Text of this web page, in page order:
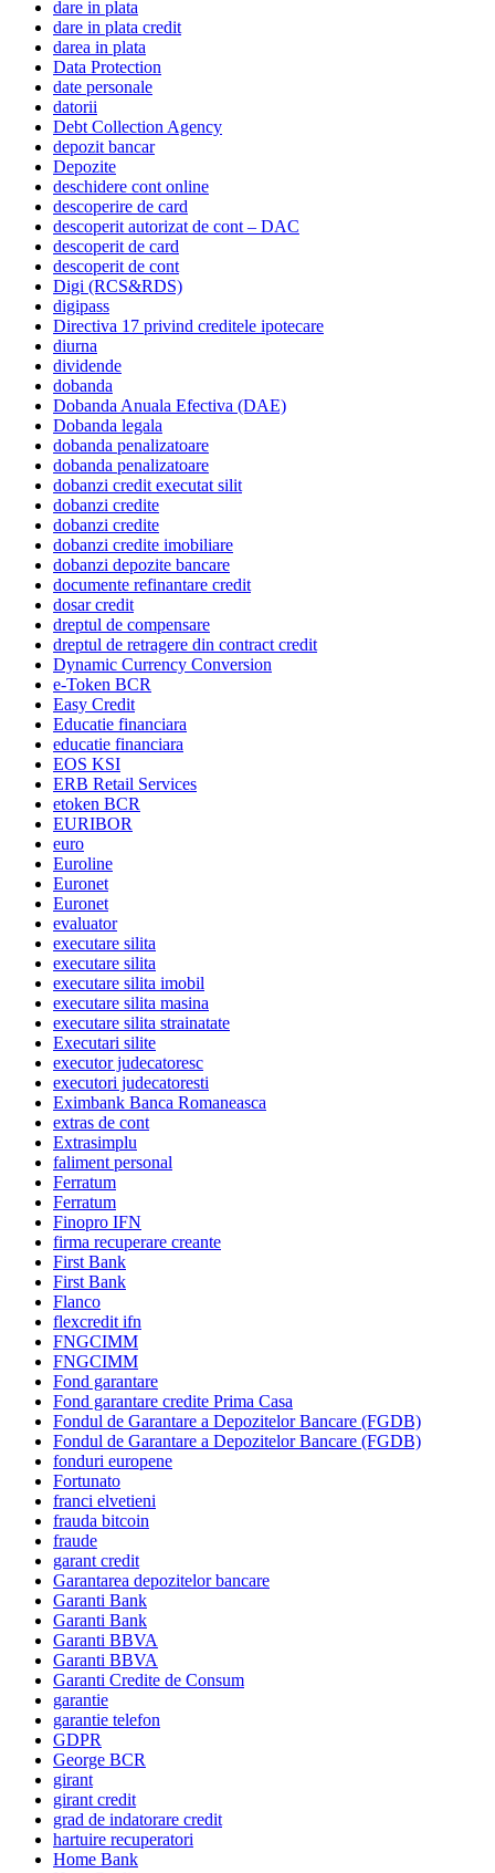
dare in plata
dare in plata credit
darea in plata
Data Protection
date personale
datorii
Debt Collection Agency
depozit bancar
Depozite
deschidere cont online
descoperire de card
descoperit autorizat de cont – DAC
descoperit de card
descoperit de cont
Digi (RCS&RDS)
digipass
Directiva 17 privind creditele ipotecare
diurna
dividende
dobanda
Dobanda Anuala Efectiva (DAE)
Dobanda legala
dobanda penalizatoare
dobanda penalizatoare
dobanzi credit executat silit
dobanzi credite
dobanzi credite
dobanzi credite imobiliare
dobanzi depozite bancare
documente refinantare credit
dosar credit
dreptul de compensare
dreptul de retragere din contract credit
Dynamic Currency Conversion
e-Token BCR
Easy Credit
Educatie financiara
educatie financiara
EOS KSI
ERB Retail Services
etoken BCR
EURIBOR
euro
Euroline
Euronet
Euronet
evaluator
executare silita
executare silita
executare silita imobil
executare silita masina
executare silita strainatate
Executari silite
executor judecatoresc
executori judecatoresti
Eximbank Banca Romaneasca
extras de cont
Extrasimplu
faliment personal
Ferratum
Ferratum
Finopro IFN
firma recuperare creante
First Bank
First Bank
Flanco
flexcredit ifn
FNGCIMM
FNGCIMM
Fond garantare
Fond garantare credite Prima Casa
Fondul de Garantare a Depozitelor Bancare (FGDB)
Fondul de Garantare a Depozitelor Bancare (FGDB)
fonduri europene
Fortunato
franci elvetieni
frauda bitcoin
fraude
garant credit
Garantarea depozitelor bancare
Garanti Bank
Garanti Bank
Garanti BBVA
Garanti BBVA
Garanti Credite de Consum
garantie
garantie telefon
GDPR
George BCR
girant
girant credit
grad de indatorare credit
hartuire recuperatori
Home Bank